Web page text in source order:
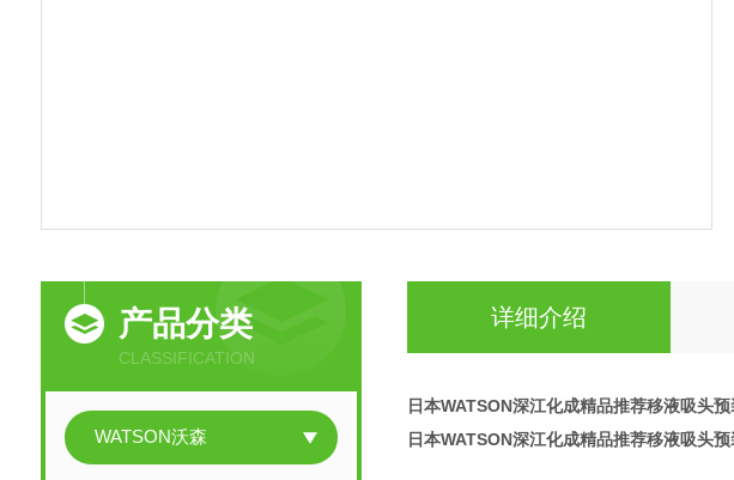
产品分类
CLASSIFICATION
WATSON沃森
详细介绍
日本WATSON深江化成精品推荐移液吸头预
日本WATSON深江化成精品推荐移液吸头预